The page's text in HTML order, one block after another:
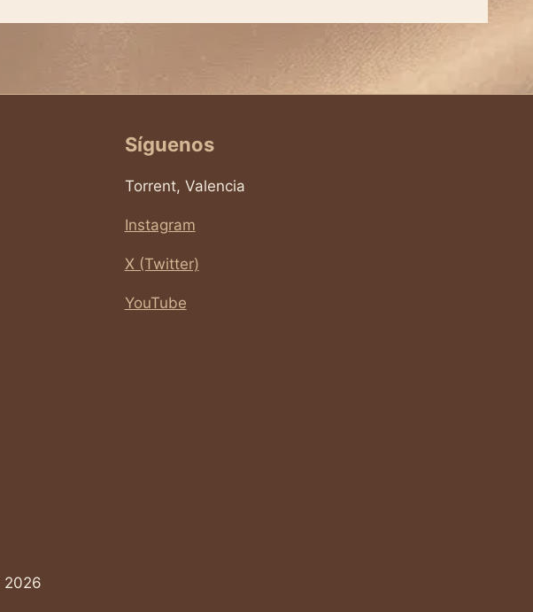
Síguenos
Torrent, Valencia
Instagram
X (Twitter)
YouTube
2026